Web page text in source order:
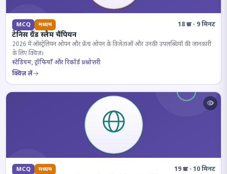
MCQ मध्यम 18 प्रश्न · 9 मिनट
टेनिस ग्रैंड स्लैम चैंपियन
2026 में ऑस्ट्रेलियन ओपन और फ्रेंच ओपन के विजेताओं और उनकी उपलब्धियों की जानकारी
के लिए क्विज़।
स्टेडियम, ट्रॉफियाँ और रिकॉर्ड प्रश्नोत्तरी
क्विज़ लें
MCQ मध्यम 19 प्रश्न · 10 मिनट